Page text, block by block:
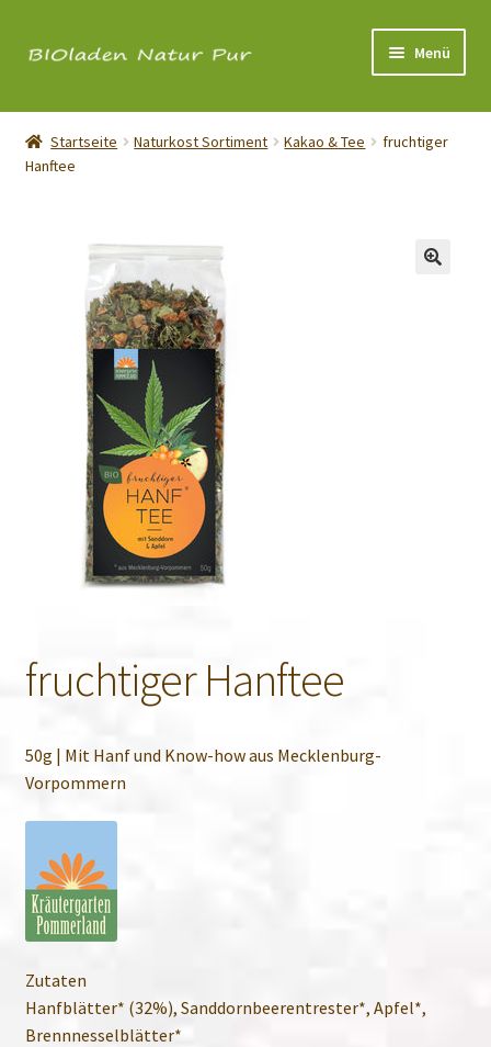
Navigation
Inhalt
Menü
Über uns
Shop
Impressum
Cookie-Richtlinie (EU)
Startseite Naturkost Sortiment Kakao & Tee
fruchtiger
Hanftee
fruchtiger Hanftee
50g | Mit Hanf und Know-how aus Mecklenburg-
Vorpommern
Zutaten
Hanfblätter* (32%), Sanddornbeerentrester*, Apfel*,
Brennnesselblätter*